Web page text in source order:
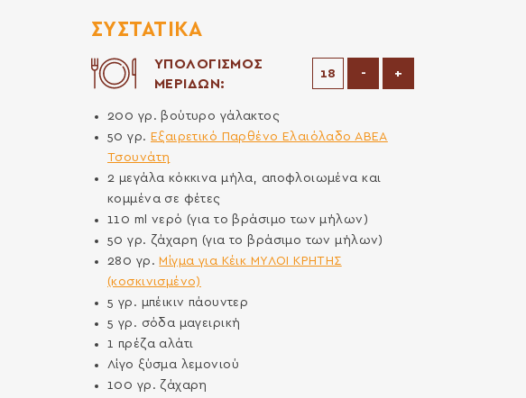
ΣΥΣΤΑΤΙΚΆ
ΥΠΟΛΟΓΙΣΜΟΣ
ΜΕΡΙΔΩΝ:
-Μείωση μερίδων
+
200 γρ. βούτυρο γάλακτος
50γρ. Εξαιρετικό Παρθένο Ελαιόλαδο ΑΒΕΑ
Τσουνάτη
2 μεγάλα κόκκινα μήλα, αποφλοιωμένα και
κομμένα σε φέτες
110 ml νερό (για το βράσιμο των μήλων)
50γρ. ζάχαρη (για το βράσιμο των μήλων)
280 γρ. Μίγμα για Κέικ ΜΥΛΟΙ ΚΡΗΤΗΣ
(κοσκινισμένο)
5 γρ. μπέικιν πάουντερ
5 γρ. σόδα μαγειρική
1 πρέζα αλάτι
Λίγο ξύσμα λεμονιού
100 γρ. ζάχαρη